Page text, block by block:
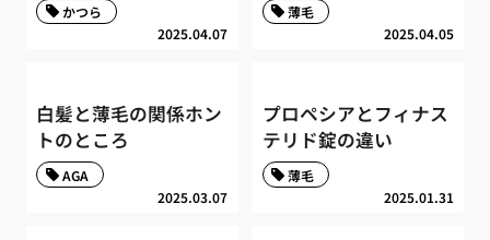
2025.04.07
かつら
2025.04.05
薄毛
白髪と薄毛の関係ホン
トのところ
2025.03.07
AGA
プロペシアとフィナス
テリド錠の違い
2025.01.31
薄毛